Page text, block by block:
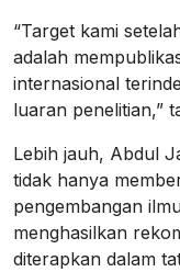
“Target kami
adalah
internasional
luaran penelitian,”
Lebih jauh, Abdul
tidak hanya
pengembangan
menghasilkan
diterapkan dalam